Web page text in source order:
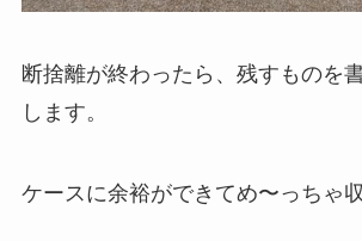
断捨離が終わったら、残すものを
します。
ケースに余裕ができてめ〜っちゃ